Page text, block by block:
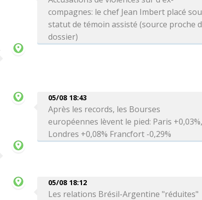
compagnes: le chef Jean Imbert placé
statut de témoin assisté (source proche
dossier)
05/08 18:43
Après les records, les Bourses
européennes lèvent le pied: Paris
Londres +0,08% Francfort -0,29%
05/08 18:12
Les relations Brésil-Argentine "réduites"